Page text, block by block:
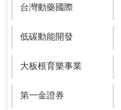
台灣動藥國際
低碳動能開發
大板根育樂事業
第一金證券